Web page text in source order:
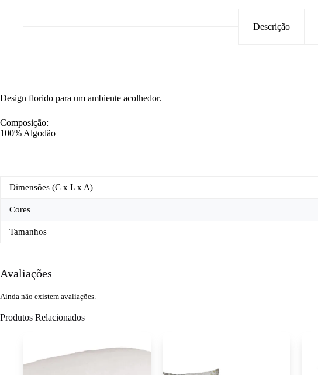
Descrição
Design florido para um ambiente acolhedor.
Composição:
100% Algodão
Dimensões (C x L x A)
Cores
Tamanhos
Avaliações
Ainda não existem avaliações.
Produtos Relacionados